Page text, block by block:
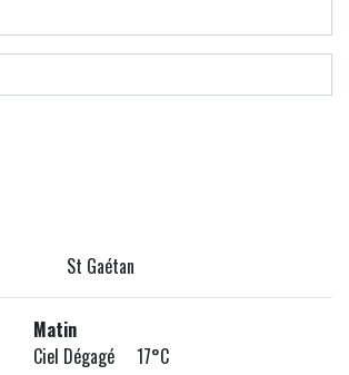
St Gaétan
Matin
Ciel Dégagé 17°C